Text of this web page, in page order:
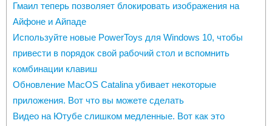
Гмаил теперь позволяет блокировать изображения на
Айфоне и Айпаде
Используйте новые PowerToys для Windows 10, чтобы
привести в порядок свой рабочий стол и вспомнить
комбинации клавиш
Обновление MacOS Catalina убивает некоторые
приложения. Вот что вы можете сделать
Видео на Ютубе слишком медленные. Вот как это